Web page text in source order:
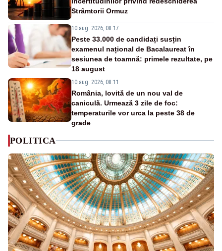
Strâmtorii Ormuz
10 aug. 2026, 08:17
Peste 33.000 de candidați susțin
examenul național de Bacalaureat în
sesiunea de toamnă: primele rezultate, pe
18 august
10 aug. 2026, 08:11
România, lovită de un nou val de
caniculă. Urmează 3 zile de foc:
temperaturile vor urca la peste 38 de
grade
POLITICA